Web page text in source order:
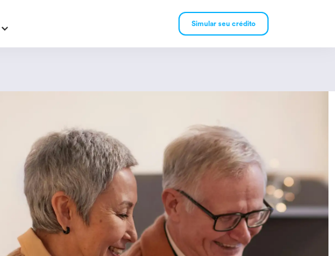
Empréstimo Consignado
Privado
Simular seu crédito